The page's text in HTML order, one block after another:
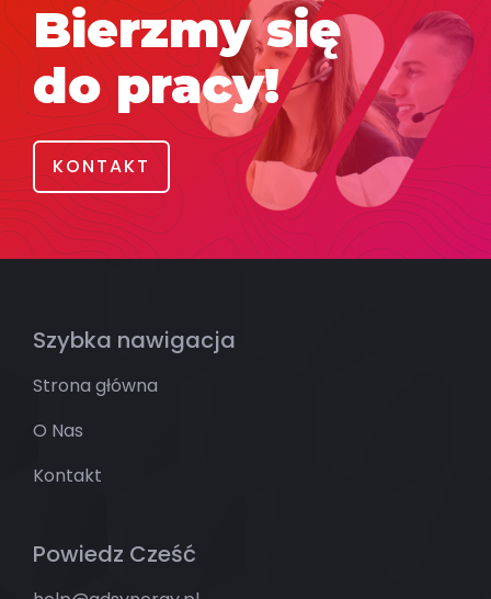
Bierzmy się
do pracy!
KONTAKT
Szybka nawigacja
Strona główna
O Nas
Kontakt
Powiedz Cześć